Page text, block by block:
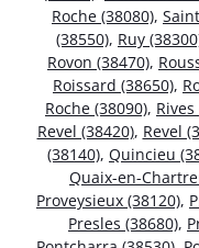
Roche (38080),
(38550), Ruy
Rovon (38470),
Roissard (38650),
Roche (38090),
Revel (38420), Revel
(38140), Quincieu
Quaix-en-
Proveysieux (38120),
Presles (38680),